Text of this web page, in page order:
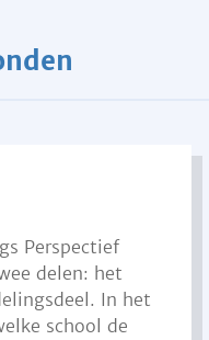
Perspectief
delen: het
In het
school de